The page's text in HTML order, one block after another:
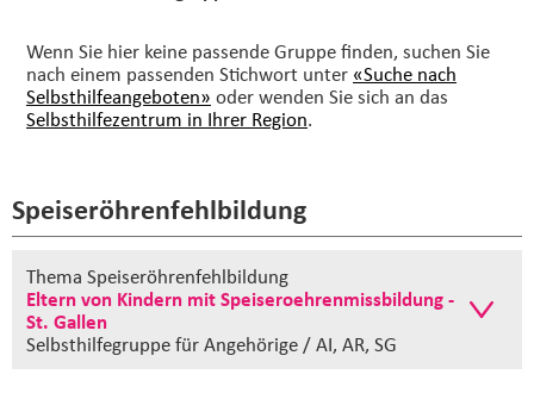
Wenn Sie hier keine passende Gruppe finden, suchen Sie
nach einem passenden Stichwort unter «Suche nach
Selbsthilfeangeboten» oder wenden Sie sich an das
Selbsthilfezentrum in Ihrer Region.
Speiseröhrenfehlbildung
Thema Speiseröhrenfehlbildung
Eltern von Kindern mit Speiseroehrenmissbildung -
St. Gallen
Selbsthilfegruppefür Angehörige / AI, AR, SG